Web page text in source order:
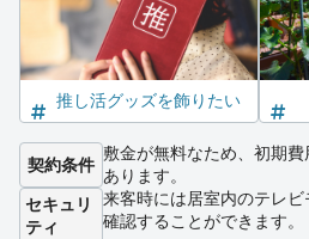
推し活グッズを飾りたい
契約条件
敷金が無料なため、初期
あります。
セキュリ
ティ
来客時には居室内のテレ
確認することができます。